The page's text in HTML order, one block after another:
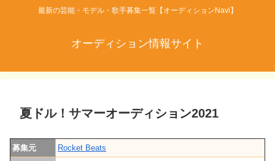
最新の芸能・モデル・歌手募集一覧【オーディションNavi】
オーディション情報サイト
夏ドル！サマーオーディション2021
募集元
Rocket Beats